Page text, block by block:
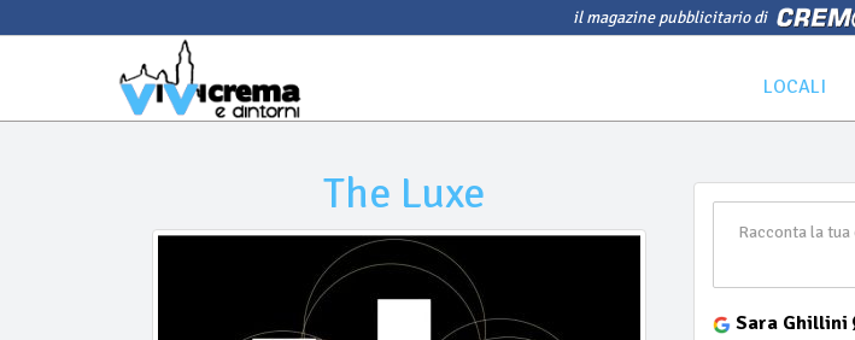
il magazine pubblicitario di
LOCALI
The Luxe
Sara Ghillini